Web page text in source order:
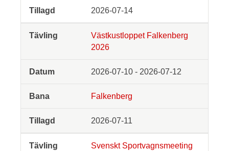
2026-07-14
Västkustloppet Falkenberg
2026
2026-07-10 - 2026-07-12
Falkenberg
2026-07-11
Svenskt Sportvagnsmeeting